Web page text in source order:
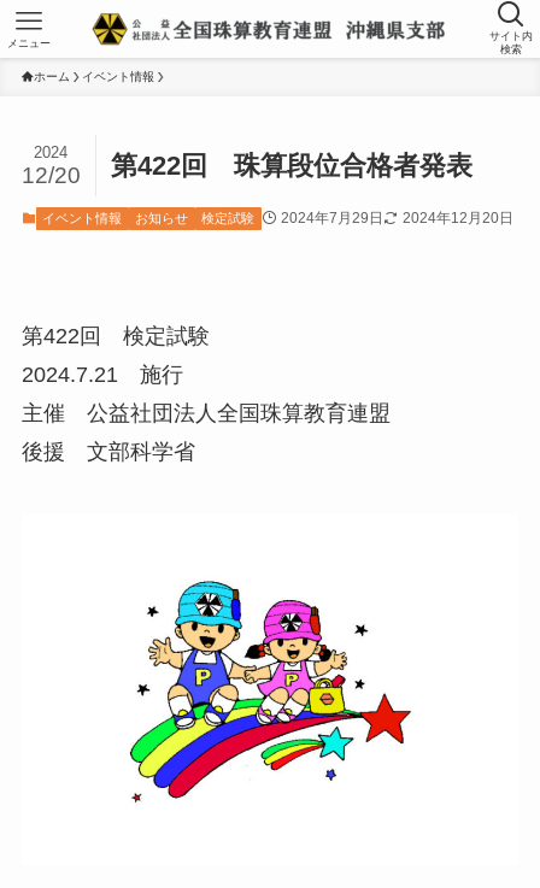
サイト内
検索
メニュー
ホーム イベント情報
第422回 珠算段位合格者発表
2024
12/20
イベント情報 お知らせ 検定試験 2024年7月29日 2024年12月20日
第422回 検定試験
2024.7.21 施行
主催 公益社団法人全国珠算教育連盟
後援 文部科学省